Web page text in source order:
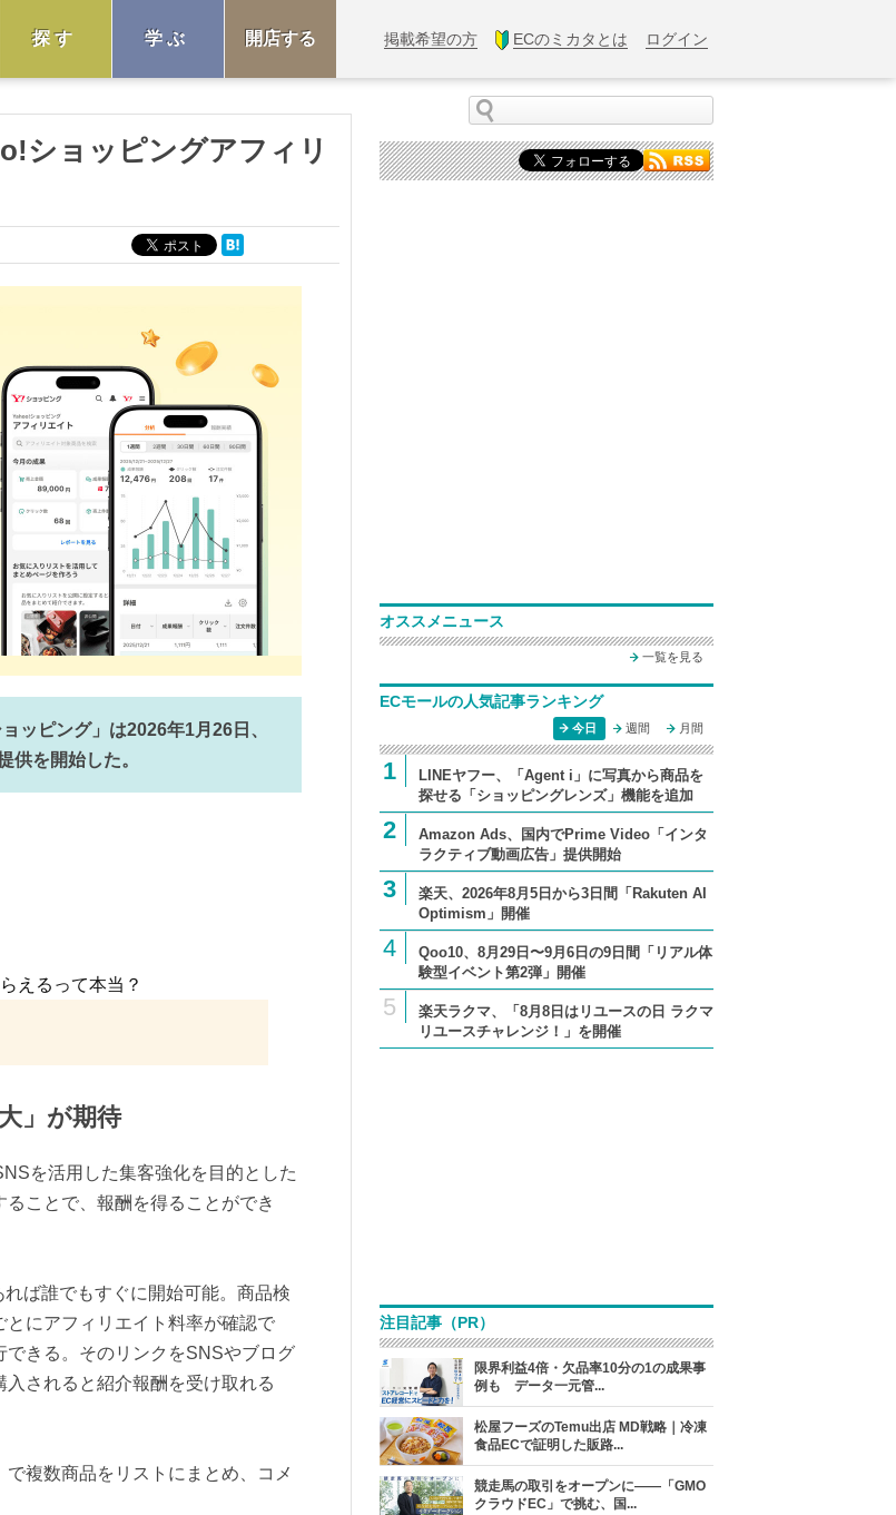
探す 学ぶ 開店する 掲載希望の方 ECのミカタとは ログイン
ショッピングアフィリ
ッピング」は2026年1月26日、
供を開始した。
えるって本当？
」が期待
を活用した集客強化を目的とした
ことで、報酬を得ることができ
ば誰でもすぐに開始可能。商品検
にアフィリエイト料率が確認で
きる。そのリンクをSNSやブログ
されると紹介報酬を受け取れる
複数商品をリストにまとめ、コメ
オススメニュース
一覧を見る
ECモールの人気記事ランキング
今日 週間 月間
1
LINEヤフー、「Agent i」に写真から商品を
探せる「ショッピングレンズ」機能を追加
2
Amazon Ads、国内でPrime Video「インタ
ラクティブ動画広告」提供開始
3
楽天、2026年8月5日から3日間「Rakuten AI
Optimism」開催
4
Qoo10、8月29日〜9月6日の9日間「リアル体
験型イベント第2弾」開催
5
楽天ラクマ、「8月8日はリユースの日 ラクマ
リユースチャレンジ！」を開催
注目記事（PR）
限界利益4倍・欠品率10分の1の成果事
例も データ一元管...
松屋フーズのTemu出店 MD戦略｜冷凍
食品ECで証明した販路...
競走馬の取引をオープンに――「GMO
クラウドEC」で挑む、国...